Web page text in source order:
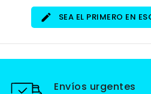
SEA EL PRIMERO EN
Envíos urgentes